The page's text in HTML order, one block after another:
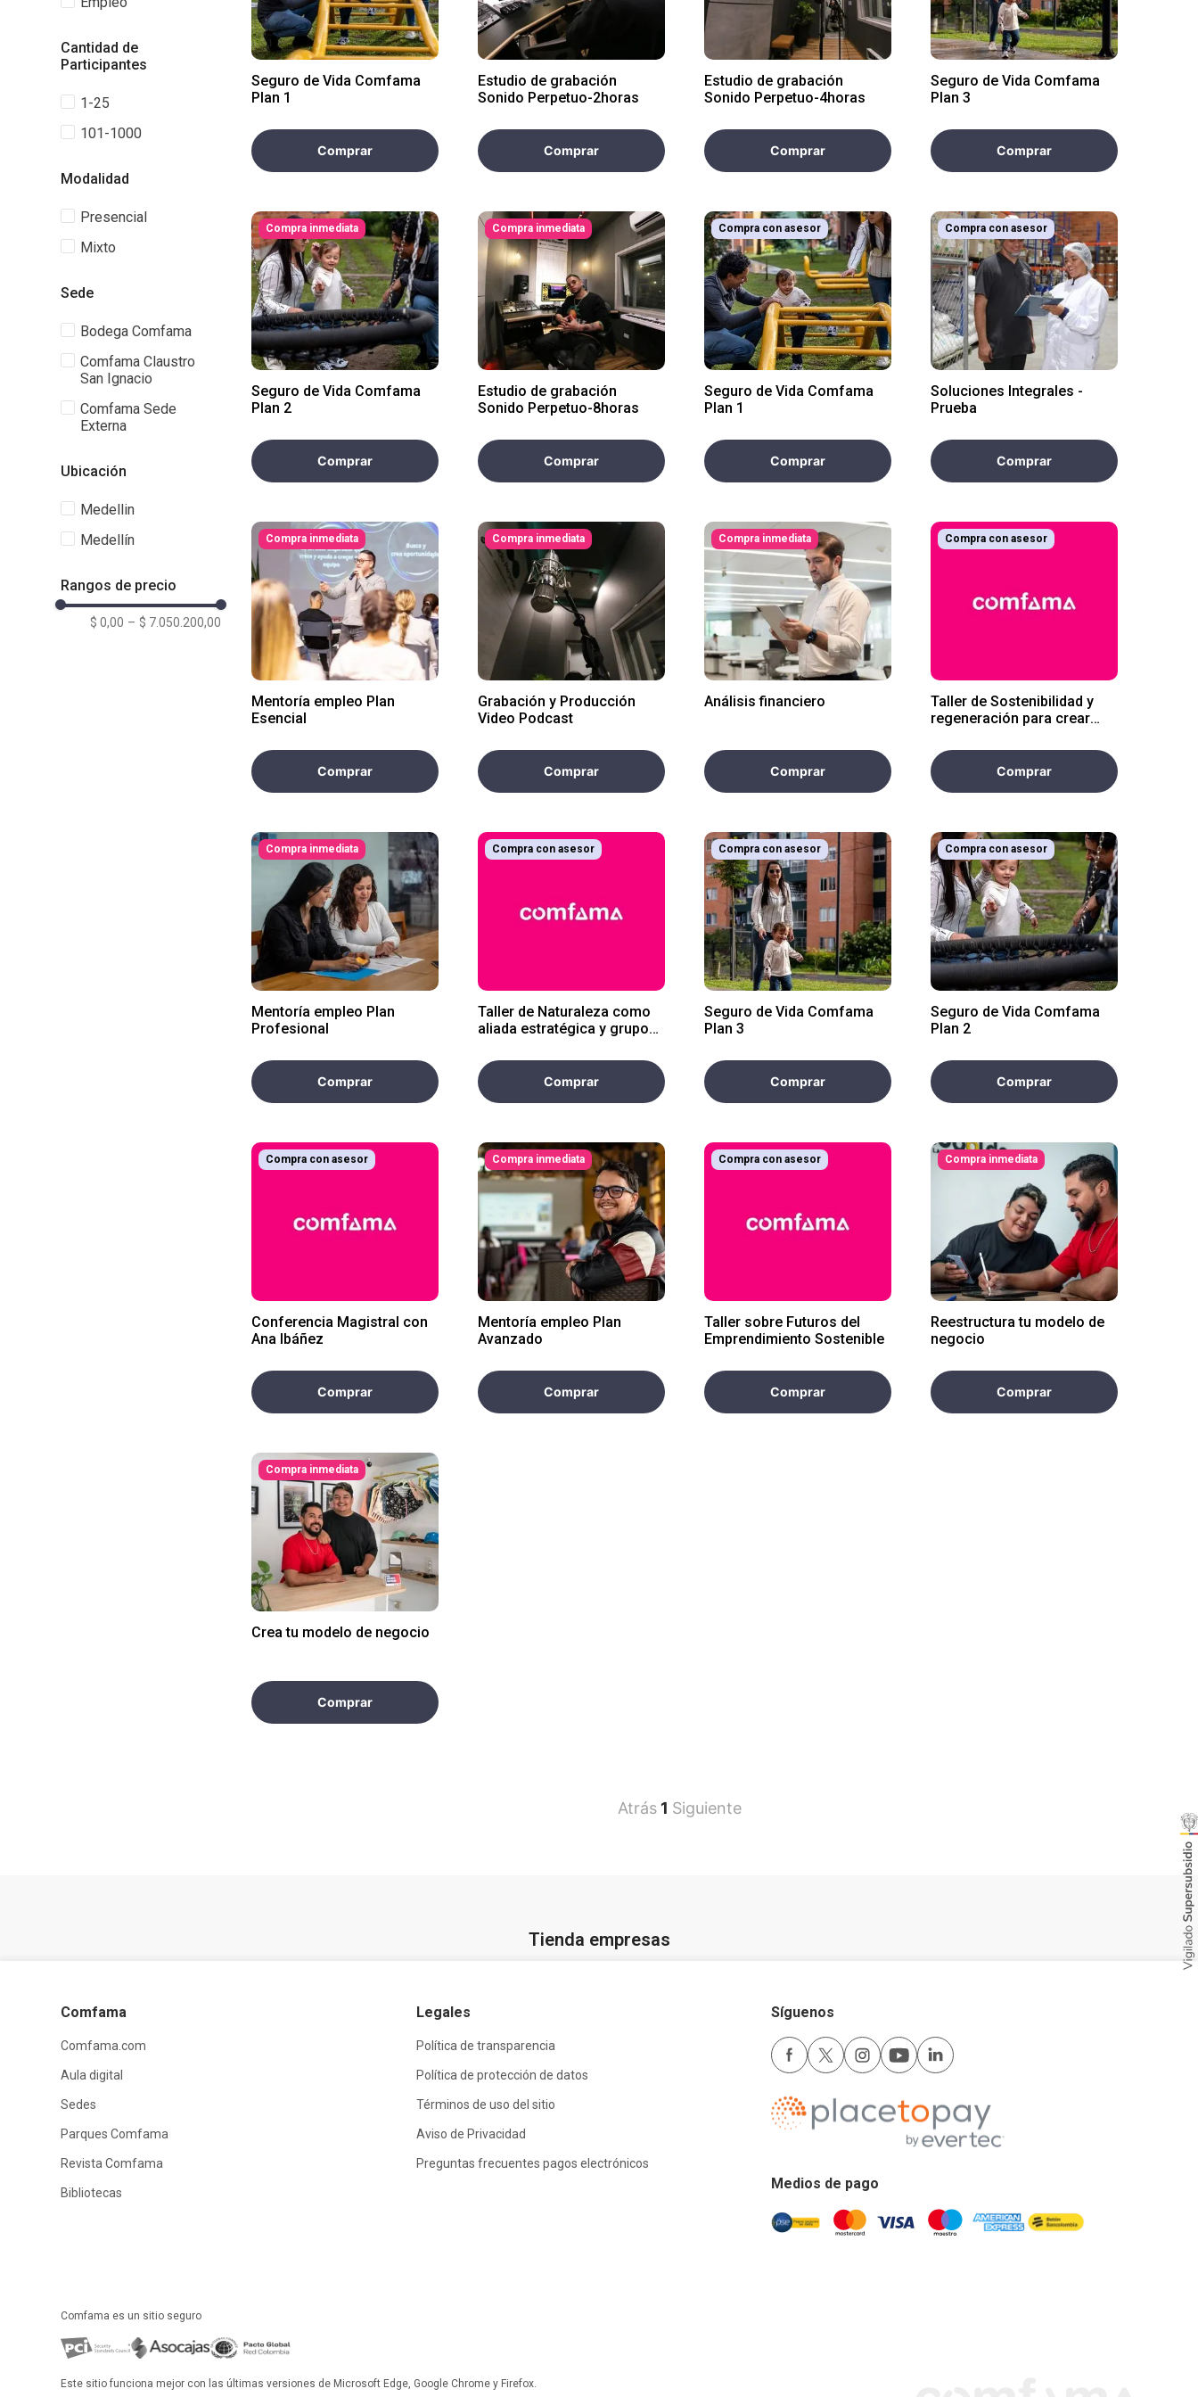
Cantidad de
Participantes
1-25
101-1000
Modalidad
Presencial
Mixto
Sede
Bodega Comfama
Comfama Claustro
San Ignacio
Comfama Sede
Externa
Ubicación
Medelli­n
Medellín
Rangos de precio
$ 0,00 – $ 7.050.200,00
Seguro de Vida Comfama
Plan 1
Comprar
Estudio de grabación
Sonido Perpetuo-2horas
Comprar
Estudio de grabación
Sonido Perpetuo-4horas
Comprar
Seguro de Vida Comfama
Plan 3
Comprar
Seguro de Vida Comfama
Plan 2
Comprar
Compra inmediata
Estudio de grabación
Sonido Perpetuo-8horas
Comprar
Compra inmediata
Seguro de Vida Comfama
Plan 1
Comprar
Compra con asesor
Soluciones Integrales -
Prueba
Comprar
Compra con asesor
Mentoría empleo Plan
Esencial
Comprar
Compra inmediata
Grabación y Producción
Video Podcast
Comprar
Compra inmediata
Análisis financiero
Comprar
Compra inmediata
Taller de Sostenibilidad y
regeneración para crear
consciente por WWF
Comprar
Compra con asesor
Mentoría empleo Plan
Profesional
Comprar
Compra inmediata
Taller de Naturaleza como
aliada estratégica y grupo
Comprar
Compra con asesor
Seguro de Vida Comfama
Plan 3
Comprar
Compra con asesor
Seguro de Vida Comfama
Plan 2
Comprar
Compra con asesor
Conferencia Magistral con
Ana Ibáñez
Comprar
Compra con asesor
Mentoría empleo Plan
Avanzado
Comprar
Compra inmediata
Taller sobre Futuros del
Emprendimiento Sostenible
Comprar
Compra con asesor
Reestructura tu modelo de
negocio
Comprar
Compra inmediata
Crea tu modelo de negocio
Comprar
Compra inmediata
Atrás 1 Siguiente
Tienda empresas
Comfama
Comfama.com
Aula digital
Sedes
Parques Comfama
Revista Comfama
Bibliotecas
Legales
Política de transparencia
Política de protección de datos
Términos de uso del sitio
Aviso de Privacidad
Preguntas frecuentes pagos electrónicos
Síguenos
Medios de pago
Comfama es un sitio seguro
Este sitio funciona mejor con las últimas versiones de Microsoft Edge, Google Chrome y Firefox.